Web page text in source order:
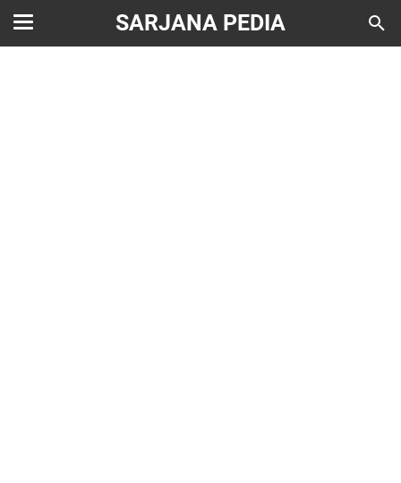
SARJANA PEDIA